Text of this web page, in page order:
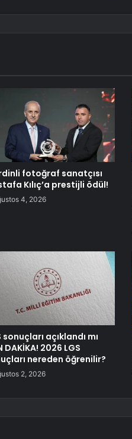
fotoğraf sanatçısı
Kılıç’a prestijli ödül!
4, 2026
sonuçları açıklandı mı
DAKİKA! 2026 LGS
nereden öğrenilir?
2, 2026